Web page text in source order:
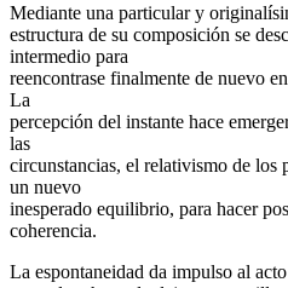
Mediante una particular y
estructura de su composición se
intermedio para
reencontrase finalmente de nuevo
La
percepción del instante hace
las
circunstancias, el relativismo de los
un nuevo
inesperado equilibrio, para hacer
coherencia.
La espontaneidad da impulso al